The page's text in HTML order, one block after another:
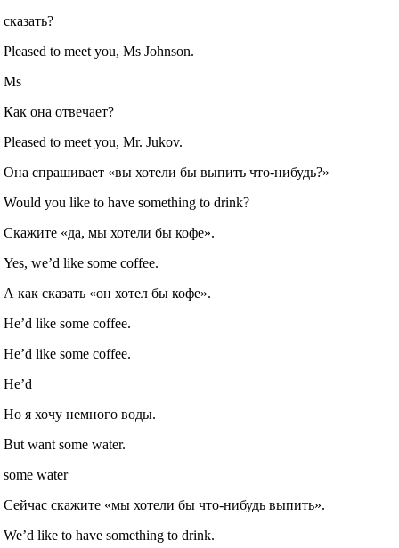
сказать?
Pleased to meet you, Ms Johnson.
Ms
Как она отвечает?
Pleased to meet you, Mr. Jukov.
Она спрашивает «вы хотели бы выпить что‐нибудь?»
Would you like to have something to drink?
Скажите «да, мы хотели бы кофе».
Yes, we’d like some coffee.
А как сказать «он хотел бы кофе».
He’d like some coffee.
He’d like some coffee.
He’d
Но я хочу немного воды.
But want some water.
some water
Сейчас скажите «мы хотели бы что‐нибудь выпить».
We’d like to have something to drink.